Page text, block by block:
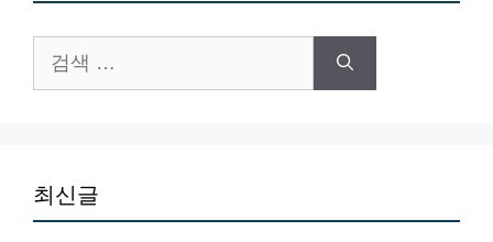
색:
최신글